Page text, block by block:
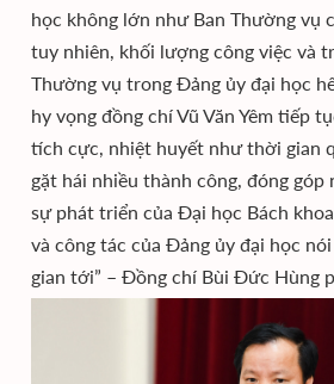
học không lớn như Ban Thường vụ
tuy nhiên, khối lượng công việc và
Thường vụ trong Đảng ủy đại học
hy vọng đồng chí Vũ Văn Yêm tiếp
tích cực, nhiệt huyết như thời gian
gặt hái nhiều thành công, đóng
sự phát triển của Đại học Bách
và công tác của Đảng ủy đại học
gian tới” – Đồng chí Bùi Đức Hùng